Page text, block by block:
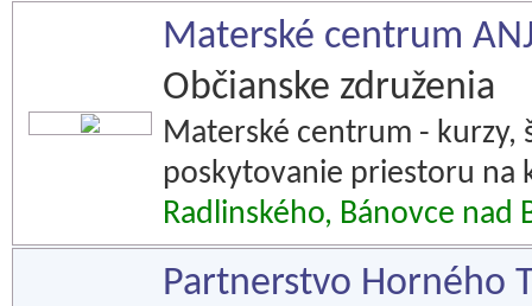
Materské centrum
Občianske združenia
Materské centrum -
poskytovanie priestoru na
Radlinského, Bánovce nad
Partnerstvo Horného